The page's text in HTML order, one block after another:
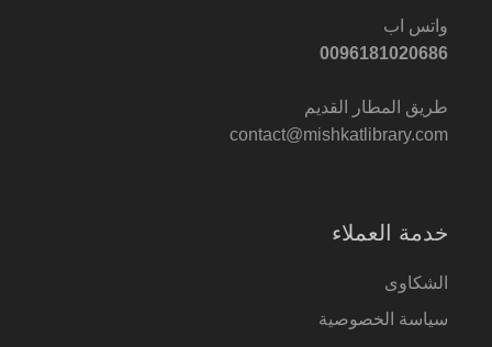
واتس اب
0096181020686
طريق المطار القديم
contact@mishkatlibrary.com
خدمة العملاء
الشكاوى
سياسة الخصوصية